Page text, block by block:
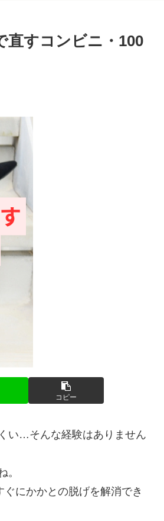
直すコンビニ・100
コピー
い…そんな経験はありません
。
にかかとの脱げを解消でき